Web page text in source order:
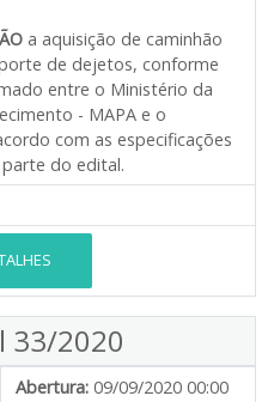
a aquisição de caminhão
de dejetos, conforme
entre o Ministério da
- MAPA e o
com as especificações
do edital.
33/2020
Abertura: 09/09/2020 00:00